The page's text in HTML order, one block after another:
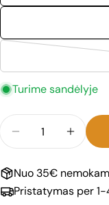
Turime sandėlyje
Sumažinti
Nuo 35€
Pristatymas per 1-